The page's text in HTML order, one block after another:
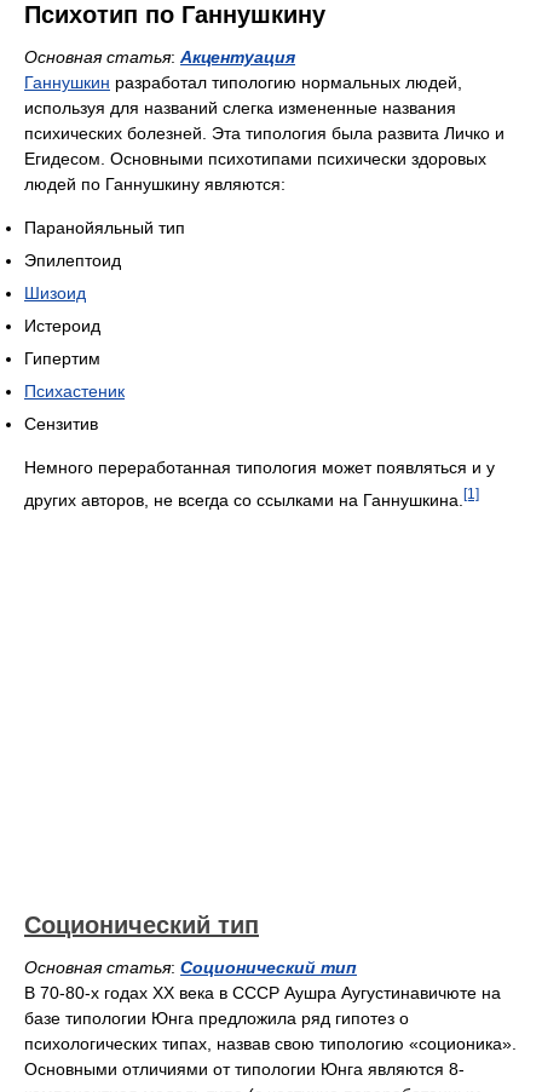
Психотип по Ганнушкину
Основная статья: Акцентуация
Ганнушкин разработал типологию нормальных людей,
используя для названий слегка измененные названия
психических болезней. Эта типология была развита Личко и
Егидесом. Основными психотипами психически здоровых
людей по Ганнушкину являются:
Паранойяльный тип
Эпилептоид
Шизоид
Истероид
Гипертим
Психастеник
Сензитив
Немного переработанная типология может появляться и у
других авторов, не всегда со ссылками на Ганнушкина. [1]
Соционический тип
Основная статья: Соционический тип
В 70-80-х годах XX века в СССР Аушра Аугустинавичюте на
базе типологии Юнга предложила ряд гипотез о
психологических типах, назвав свою типологию «соционика».
Основными отличиями от типологии Юнга являются 8-